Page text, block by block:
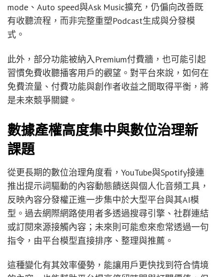
mode、Auto speed與Ask Music擴充，仍偏向改善既
有收聽流程，而非完整重塑Podcast生成與分發模
式。
此外，部分功能被納入Premium付費牆，也可能引起
習慣免費收聽播客用戶的觀望。對平台來說，如何在
免費流量、付費功能與創作者收益之間取得平衡，將
是未來競爭關鍵。
數據產權高度集中與數位治理新
課題
從更長期的數位治理角度看，YouTube與Spotify接連
推出提示詞驅動的內容動態饋送與個人化音頻工具，
反映內容分發權正進一步集中於大型平台與其AI模
型。過去網際網路使用者多透過搜尋引擎、社群連結
或訂閱來源接觸內容；未來則可能愈來愈常透過一句
指令，由平台模型直接排序、整理與推薦。
這種變化有其效率優勢，能讓用戶更快找到符合情境